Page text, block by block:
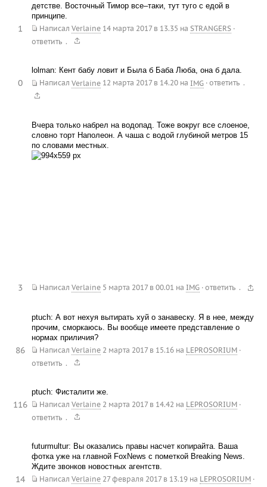
детстве. Восточный Тимор все–таки, тут туго с едой в
принципе.
Написал Verlaine 14 марта 2017 в 13.35 на STRANGERS ·
ответить .
1
lolman: Кент бабу ловит и Была б Баба Люба, она б дала.
Написал Verlaine 12 марта 2017 в 14.20на IMG · ответить .
0
Вчера только набрел на водопад. Тоже вокруг все слоеное,
словно торт Наполеон. А чаша с водой глубиной метров 15
по словами местных.
Написал Verlaine 5 марта 2017 в 00.01 на IMG · ответить .
3
ptuch: А вот нехуя вытирать хуй о занавеску. Я в нее, между
прочим, сморкаюсь. Вы вообще имеете представление о
нормах приличия?
Написал Verlaine 2 марта 2017 в 15.16на LEPROSORIUM ·
ответить .
86
ptuch: Фисталити же.
Написал Verlaine 2 марта 2017 в 14.42 на LEPROSORIUM ·
ответить .
116
futurmultur: Вы оказались правы насчет копирайта. Ваша
фотка уже на главной FoxNews с пометкой Breaking News.
Ждите звонков новостных агентств.
Написал Verlaine 27 февраля 2017 в 13.19на LEPROSORIUM ·
14